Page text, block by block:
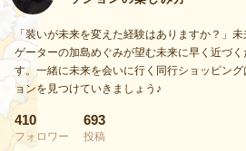
「装いが未来を変えた経験はありますか？」
ゲーターの加島めぐみが望む未来に早く近づ
す。一緒に未来を会いに行く同行ショッピン
ョンを見つけていきましょう♪
410
フォロワー
693
投稿